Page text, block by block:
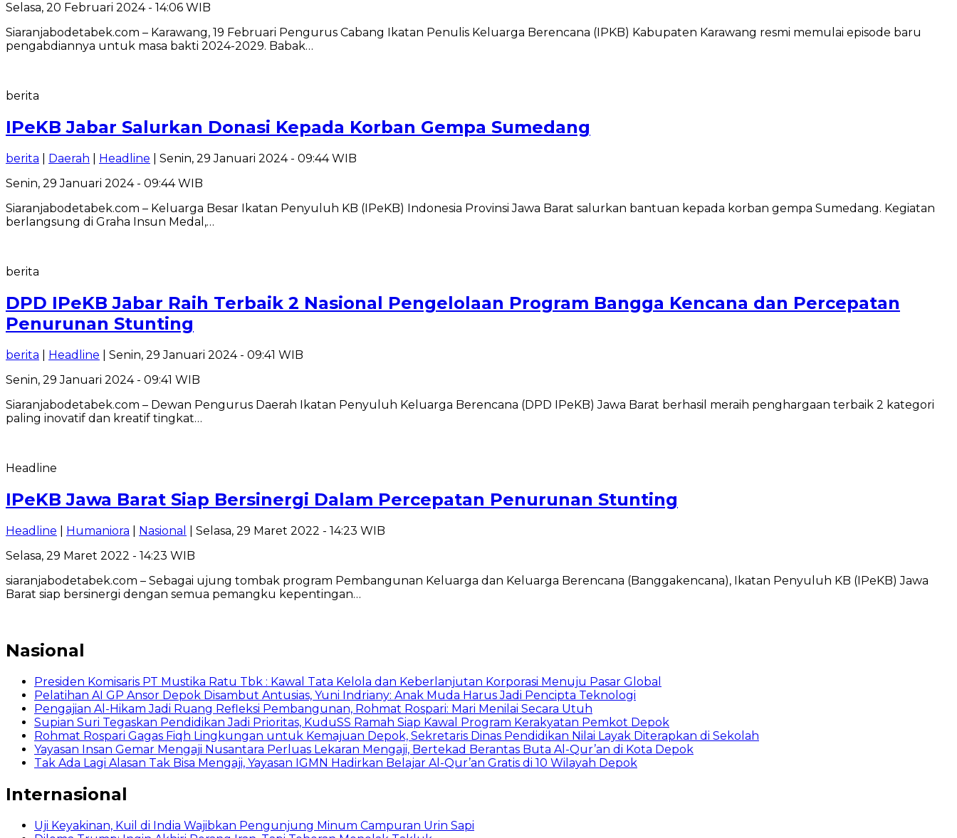
Selasa, 20 Februari 2024 - 14:06 WIB
Siaranjabodetabek.com – Karawang, 19 Februari Pengurus Cabang Ikatan Penulis Keluarga Berencana (IPKB) Kabupaten Karawang resmi memulai episode baru
pengabdiannya untuk masa bakti 2024-2029. Babak…
berita
IPeKB Jabar Salurkan Donasi Kepada Korban Gempa Sumedang
berita Daerah Headline | Senin, 29 Januari 2024 - 09:44 WIB
Senin, 29 Januari 2024 - 09:44 WIB
Siaranjabodetabek.com – Keluarga Besar Ikatan Penyuluh KB (IPeKB) Indonesia Provinsi Jawa Barat salurkan bantuan kepada korban gempa Sumedang. Kegiatan
berlangsung di Graha Insun Medal,…
berita
DPD IPeKB Jabar Raih Terbaik 2 Nasional Pengelolaan Program Bangga Kencana dan Percepatan
Penurunan Stunting
berita Headline | Senin, 29 Januari 2024 - 09:41 WIB
Senin, 29 Januari 2024 - 09:41 WIB
Siaranjabodetabek.com – Dewan Pengurus Daerah Ikatan Penyuluh Keluarga Berencana (DPD IPeKB) Jawa Barat berhasil meraih penghargaan terbaik 2 kategori
paling inovatif dan kreatif tingkat…
Headline
IPeKB Jawa Barat Siap Bersinergi Dalam Percepatan Penurunan Stunting
Headline Humaniora Nasional
| Selasa, 29 Maret 2022 - 14:23 WIB
Selasa, 29 Maret 2022 - 14:23 WIB
siaranjabodetabek.com – Sebagai ujung tombak program Pembangunan Keluarga dan Keluarga Berencana (Banggakencana), Ikatan Penyuluh KB (IPeKB) Jawa
Barat siap bersinergi dengan semua pemangku kepentingan…
Nasional
Presiden Komisaris PT Mustika Ratu Tbk : Kawal Tata Kelola dan Keberlanjutan Korporasi Menuju Pasar Global
Pelatihan AI GP Ansor Depok Disambut Antusias, Yuni Indriany: Anak Muda Harus Jadi Pencipta Teknologi
Pengajian Al-Hikam Jadi Ruang Refleksi Pembangunan, Rohmat Rospari: Mari Menilai Secara Utuh
Supian Suri Tegaskan Pendidikan Jadi Prioritas, KuduSS Ramah Siap Kawal Program Kerakyatan Pemkot Depok
Rohmat Rospari Gagas Fiqh Lingkungan untuk Kemajuan Depok, Sekretaris Dinas Pendidikan Nilai Layak Diterapkan di Sekolah
Yayasan Insan Gemar Mengaji Nusantara Perluas Lekaran Mengaji, Bertekad Berantas Buta Al-Qur’an di Kota Depok
Tak Ada Lagi Alasan Tak Bisa Mengaji, Yayasan IGMN Hadirkan Belajar Al-Qur’an Gratis di 10 Wilayah Depok
Internasional
Uji Keyakinan, Kuil di India Wajibkan Pengunjung Minum Campuran Urin Sapi